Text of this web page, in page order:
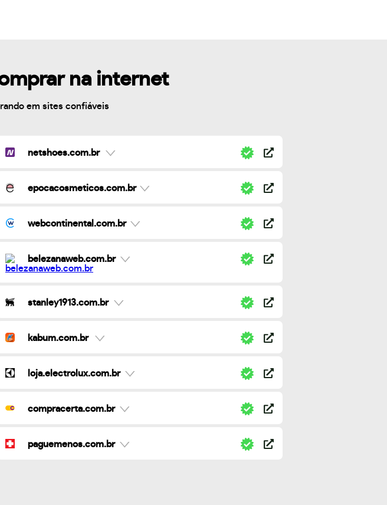
na internet
em sites confiáveis
netshoes.com.br
epocacosmeticos.com.br
webcontinental.com.br
belezanaweb.com.br
stanley1913.com.br
kabum.com.br
loja.electrolux.com.br
compracerta.com.br
paguemenos.com.br